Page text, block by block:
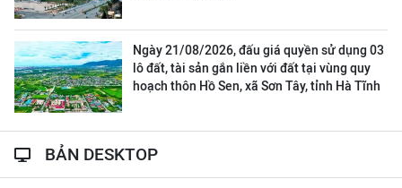
Ngày 21/08/2026, đấu giá quyền sử dụng 03
lô đất, tài sản gắn liền với đất tại vùng quy
hoạch thôn Hồ Sen, xã Sơn Tây, tỉnh Hà Tĩnh
BẢN DESKTOP